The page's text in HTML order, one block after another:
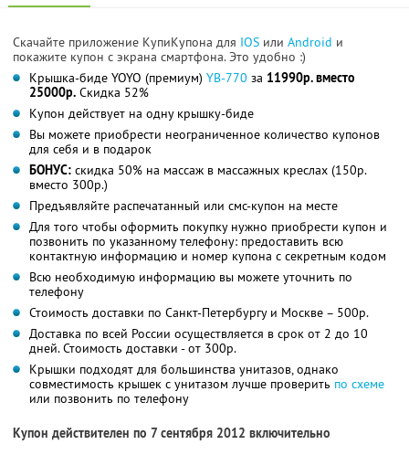
Скачайте приложение КупиКупона для IOS или Android и
покажите купон с экрана смартфона. Это удобно :)
Крышка-биде YOYO (премиум) YB-770 за 11990р. вместо
25000р. Скидка 52%
Купон действует на одну крышку-биде
Вы можете приобрести неограниченное количество купонов
для себя и в подарок
БОНУС: скидка 50% на массаж в массажных креслах (150р.
вместо 300р.)
Предъявляйте распечатанный или смс-купон на месте
Для того чтобы оформить покупку нужно приобрести купон и
позвонить по указанному телефону: предоставить всю
контактную информацию и номер купона с секретным кодом
Всю необходимую информацию вы можете уточнить по
телефону
Стоимость доставки по Санкт-Петербургу и Москве – 500р.
Доставка по всей России осуществляется в срок от 2 до 10
дней. Стоимость доставки - от 300р.
Крышки подходят для большинства унитазов, однако
совместимость крышек с унитазом лучше проверить по схеме
или позвонить по телефону
Купон действителен по 7 сентября 2012 включительно